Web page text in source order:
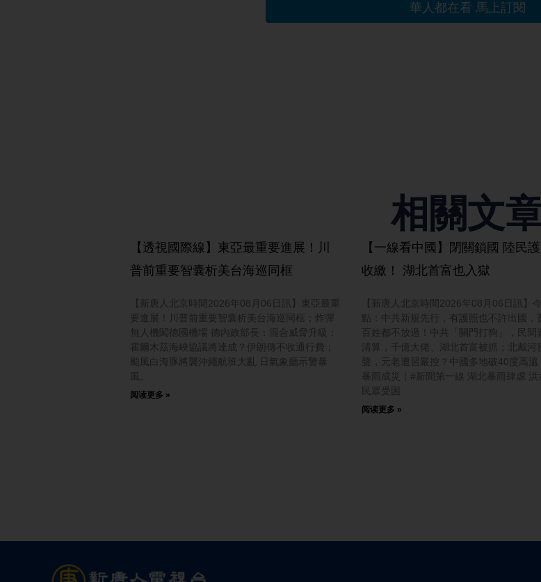
相關文
【透視國際線】東亞最重要進展！川
普前重要智囊析美台海巡同框
【新唐人北京時間2026年08月06日訊】東亞最重
要進展！川普前重要智囊析美台海巡同框；炸彈
無人機闖德國機場 德內政部長：混合威脅升級；
霍爾木茲海峽協議將達成？伊朗傳不收通行費；
颱風白海豚將襲沖繩航班大亂 日氣象廳示警暴
風。
阅读更多 »
【一線看中國】閉關鎖國 陸民
收繳！ 湖北首富也入獄
【新唐人北京時間2026年08月06日訊】今
點：中共新規先行，有護照也不許出國，
百姓都不放過！中共「關門打狗」，民間
清算，千億大佬、湖北首富被抓；北戴河
聲，元老遭習嚴控？中國多地破40度高溫
暴雨成災｜#新聞第一線 湖北暴雨肆虐 洪
民眾受困
阅读更多 »